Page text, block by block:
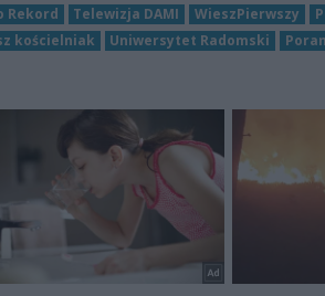
Rekord Telewizja DAMI WieszPierwszy
kościelniak
Uniwersytet Radomski